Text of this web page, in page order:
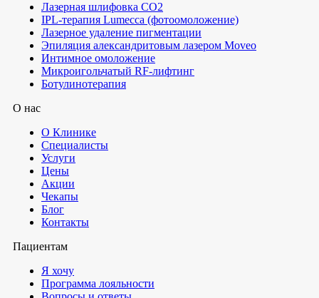
Лазерная шлифовка СО2
IPL-терапия Lumecca (фотоомоложение)
Лазерное удаление пигментации
Эпиляция александритовым лазером Moveo
Интимное омоложение
Микроигольчатый RF-лифтинг
Ботулинотерапия
О нас
О Клинике
Специалисты
Услуги
Цены
Акции
Чекапы
Блог
Контакты
Пациентам
Я хочу
Программа лояльности